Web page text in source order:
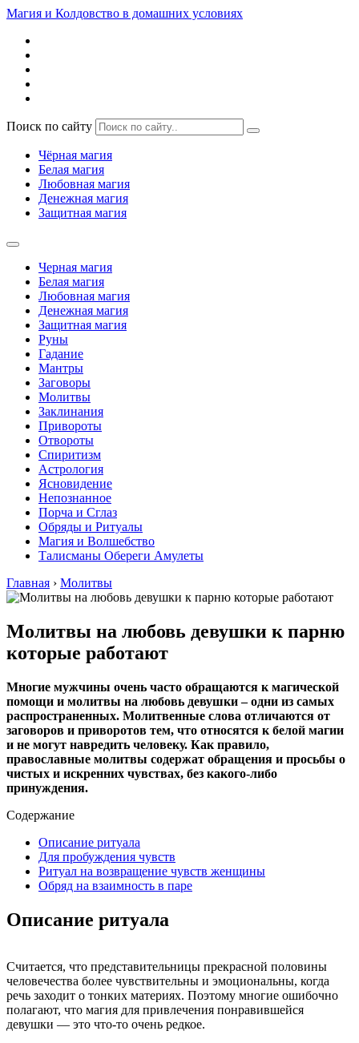
Магия и Колдовство в домашних условиях
Поиск по сайту
Чёрная магия
Белая магия
Любовная магия
Денежная магия
Защитная магия
Черная магия
Белая магия
Любовная магия
Денежная магия
Защитная магия
Руны
Гадание
Мантры
Заговоры
Молитвы
Заклинания
Привороты
Отвороты
Спиритизм
Астрология
Ясновидение
Непознанное
Порча и Сглаз
Обряды и Ритуалы
Магия и Волшебство
Талисманы Обереги Амулеты
Главная › Молитвы
Молитвы на любовь девушки к парню
которые работают
Многие мужчины очень часто обращаются к магической
помощи и молитвы на любовь девушки – одни из самых
распространенных. Молитвенные слова отличаются от
заговоров и приворотов тем, что относятся к белой магии
и не могут навредить человеку. Как правило,
православные молитвы содержат обращения и просьбы о
чистых и искренних чувствах, без какого-либо
принуждения.
Содержание
Описание ритуала
Для пробуждения чувств
Ритуал на возвращение чувств женщины
Обряд на взаимность в паре
Описание ритуала
Считается, что представительницы прекрасной половины
человечества более чувствительны и эмоциональны, когда
речь заходит о тонких материях. Поэтому многие ошибочно
полагают, что магия для привлечения понравившейся
девушки — это что-то очень редкое.